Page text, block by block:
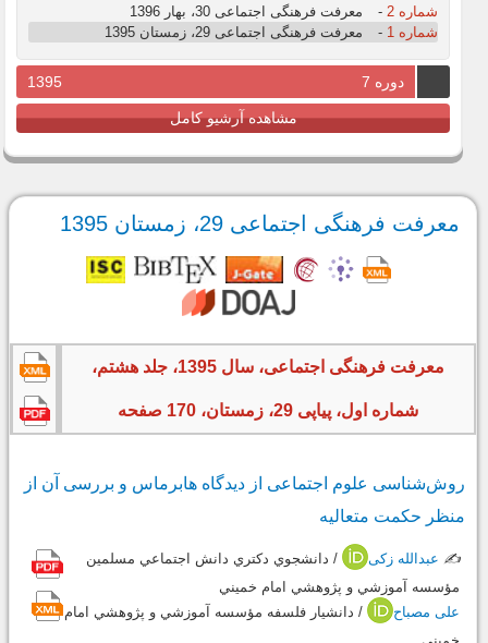
شماره 2
-
معرفت فرهنگی اجتماعی 30، بهار 1396
شماره 1
- معرفت فرهنگی اجتماعی 29، زمستان 1395
دوره 7 1395
مشاهده آرشیو کامل
معرفت فرهنگی اجتماعی 29، زمستان 1395
معرفت فرهنگی اجتماعی، سال 1395، جلد هشتم،
شماره اول، پیاپی 29، زمستان، 170 صفحه
روش‌شناسی علوم اجتماعی از دیدگاه هابرماس و بررسی آن از
منظر حکمت متعالیه
✍️ عبدالله زکی
/ دانشجوي دكتري دانش اجتماعي مسلمين
مؤسسه آموزشي و پژوهشي امام خميني
علی مصباح
/ دانشيار فلسفه مؤسسه آموزشي و پژوهشي امام